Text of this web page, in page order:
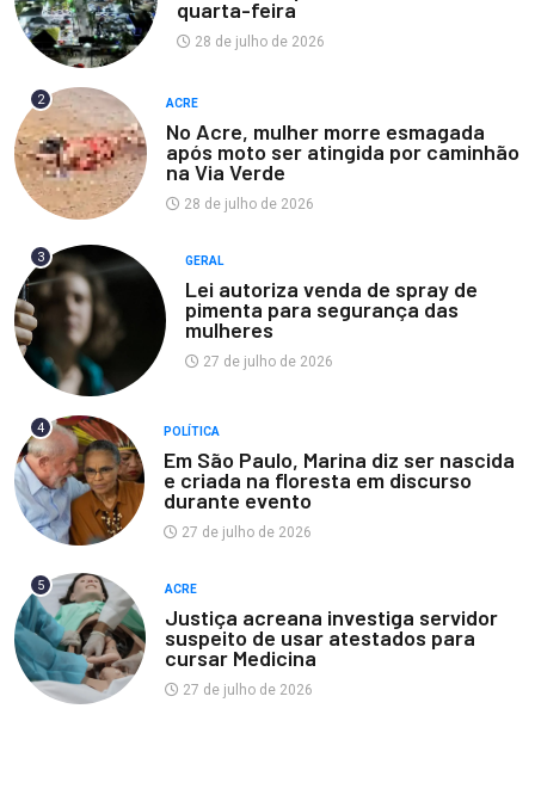
quarta-feira
28 de julho de 2026
2 ACRE
No Acre, mulher morre esmagada
após moto ser atingida por caminhão
na Via Verde
28 de julho de 2026
3 GERAL
Lei autoriza venda de spray de
pimenta para segurança das
mulheres
27 de julho de 2026
4 POLÍTICA
Em São Paulo, Marina diz ser nascida
e criada na floresta em discurso
durante evento
27 de julho de 2026
5 ACRE
Justiça acreana investiga servidor
suspeito de usar atestados para
cursar Medicina
27 de julho de 2026